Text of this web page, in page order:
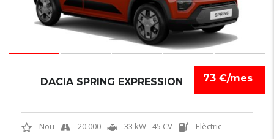
73 €/mes
DACIA SPRING EXPRESSION
Nou 20.000 33 kW - 45 CV Elèctric